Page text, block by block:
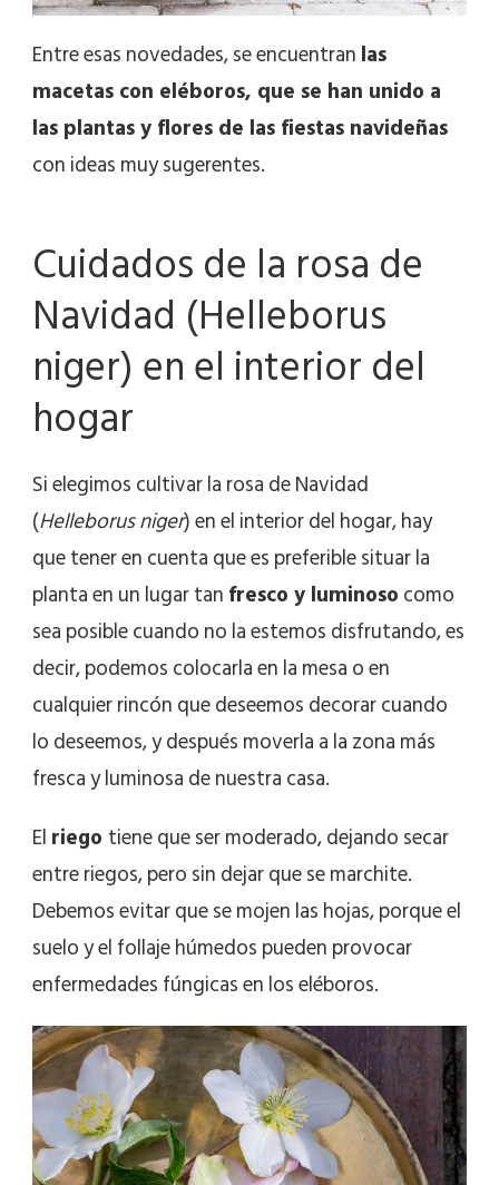
Entre esas novedades, se encuentranlas
macetas con eléboros, que se han unido a
las plantas y flores de las fiestas navideñas
con ideas muy sugerentes.
Cuidados de la rosa de
Navidad (Helleborus
niger) en el interior del
hogar
Si elegimos cultivar la rosa de Navidad
(Helleborus niger) en el interior del hogar, hay
que tener en cuenta que es preferible situar la
planta en un lugar tanfresco y luminosocomo
sea posible cuando no la estemos disfrutando, es
decir, podemos colocarla en la mesa o en
cualquier rincón que deseemos decorar cuando
lo deseemos, y después moverla a la zona más
fresca y luminosa de nuestra casa.
Elriego tiene que ser moderado, dejando secar
entre riegos, pero sin dejar que se marchite.
Debemos evitar que se mojen las hojas, porque el
suelo y el follaje húmedos pueden provocar
enfermedades fúngicas en los eléboros.